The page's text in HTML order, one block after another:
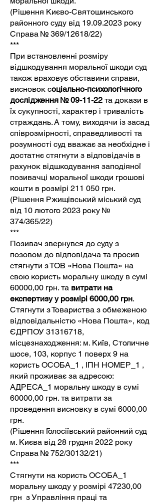
(Рішення Києво-Святошинського
районного суду від 19.09.2023 року
Справа № 369/12618/22)
***
При встановленні розміру
відшкодування моральної шкоди суд
також враховує обставини справи,
висновок соціально-психологічного
дослідження № 09-11-22 та докази в
їх сукупності, характер і тривалість
страждань. А тому, виходячи із засад
співрозмірності, справедливості та
розумності суд вважає за необхідне і
достатнє стягнути з відповідачів в
рахунок відшкодування заподіяної
позивачці моральної шкоди грошові
кошти в розмірі 211 050 грн.
(Рішення Ржищівський міський суд
від 10 лютого 2023 року №
374/365/22)
***
Позивач звернувся до суду з
позовом до відповідача та просив
стягнути з ТОВ «Нова Пошта» на
свою користь моральну шкоду в сумі
60000,00 грн. та витрати на
експертизу у розмірі 6000,00 грн.
Стягнути з Товариства з обмеженою
відповідальністю «Нова Пошта», код
ЄДРПОУ 31316718,
місцезнаходження: м. Київ, Столичне
шосе, 103, корпус 1 поверх 9 на
користь ОСОБА_1 , ІПН НОМЕР_1 ,
який проживає за адресою:
АДРЕСА_1 моральну шкоду в сумі
60000,00 грн. та витрати за
проведення висновку в сумі 6000,00
грн.
(Рішення Голосіївський районний суд
м. Києва від 28 грудня 2022 року
Справа № 752/30132/21)
***
Стягнути на користь ОСОБА_1
моральну шкоду у розмірі 47230,00
грн з Управління праці та